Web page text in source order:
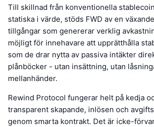
Till skillnad från konventionella
statiska i värde, stöds FWD av en
tillgångar som genererar verklig
möjligt för innehavare att upprätthålla
som de drar nytta av passiva intäkter
plånböcker - utan insättning, utan
mellanhänder.
Rewind Protocol fungerar helt på kedja
transparent skapande, inlösen och
genom smarta kontrakt. Det är icke-